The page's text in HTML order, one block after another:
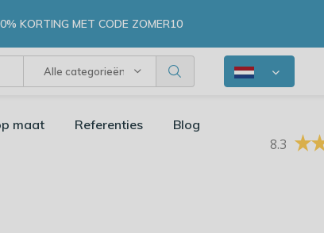
Alle categorieën
KORTING MET CODE ZOMER10
maat Referenties Blog
8.3